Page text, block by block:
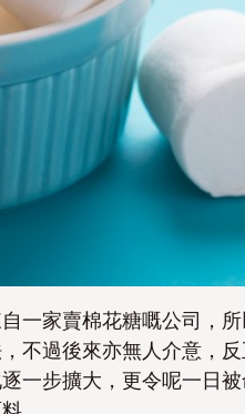
一家賣棉花糖嘅公司，
不過後來亦無人介意，
一步擴大，更令呢一日